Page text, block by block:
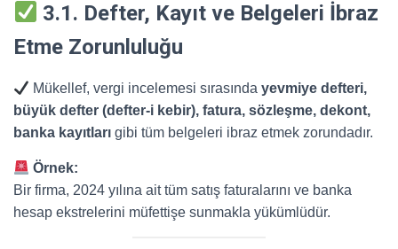
3.1. Defter, Kayıt ve Belgeleri İbraz
Etme Zorunluluğu
Mükellef, vergi incelemesi sırasındayevmiye defteri,
büyük defter (defter-i kebir), fatura, sözleşme, dekont,
banka kayıtları gibi tüm belgeleri ibraz etmek zorundadır.
Örnek:
Bir firma, 2024 yılına ait tüm satış faturalarını ve banka
hesap ekstrelerini müfettişe sunmakla yükümlüdür.